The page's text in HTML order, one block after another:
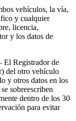
vehículos, la vía,
y cualquier
licencia,
y los datos de
Registrador de
del otro vehículo
y otros datos en los
sobreescriben
dentro de los 30
para evitar